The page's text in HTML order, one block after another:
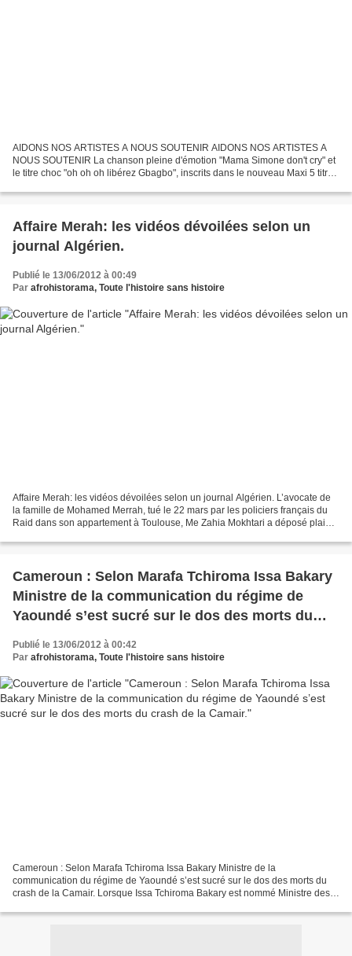
AIDONS NOS ARTISTES A NOUS SOUTENIR AIDONS NOS ARTISTES A
NOUS SOUTENIR La chanson pleine d'émotion "Mama Simone don't cry" et
le titre choc "oh oh oh libérez Gbagbo", inscrits dans le nouveau Maxi 5 titres
Affaire Merah: les vidéos dévoilées selon un
journal Algérien.
Publié le 13/06/2012 à 00:49
Par afrohistorama, Toute l'histoire sans histoire
Affaire Merah: les vidéos dévoilées selon un journal Algérien. L’avocate de
la famille de Mohamed Merrah, tué le 22 mars par les policiers français du
Raid dans son appartement à Toulouse, Me Zahia Mokhtari a déposé plainte
Cameroun : Selon Marafa Tchiroma Issa Bakary
Ministre de la communication du régime de
Yaoundé s’est sucré sur le dos des morts du
crash de la Camair.
Publié le 13/06/2012 à 00:42
Par afrohistorama, Toute l'histoire sans histoire
Cameroun : Selon Marafa Tchiroma Issa Bakary Ministre de la
communication du régime de Yaoundé s’est sucré sur le dos des morts du
crash de la Camair. Lorsque Issa Tchiroma Bakary est nommé Ministre des